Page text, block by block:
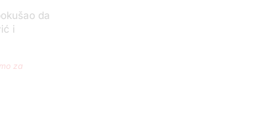
da
i
za